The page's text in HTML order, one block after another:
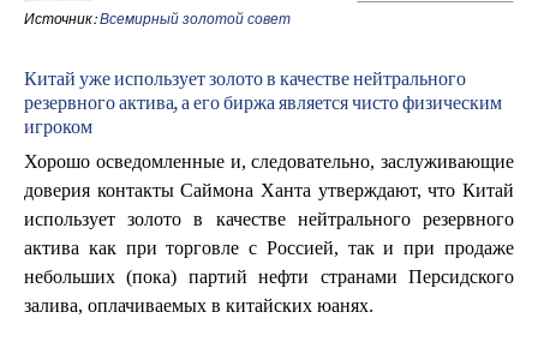
Источник:Всемирный золотой совет
Китай уже использует золото в качестве нейтрального
резервного актива, а его биржа является чисто физическим
игроком
Хорошо осведомленные и, следовательно, заслуживающие
доверия контакты Саймона Ханта утверждают, что Китай
использует золото в качестве нейтрального резервного
актива как при торговле с Россией, так и при продаже
небольших (пока) партий нефти странами Персидского
залива, оплачиваемых в китайских юанях.